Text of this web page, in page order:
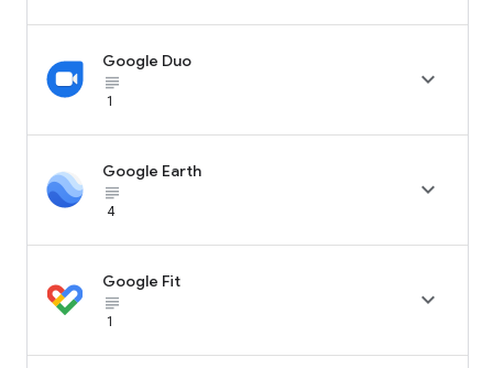
Google Duo
subject_black
1

Google Earth
subject_black
4

Google Fit
subject_black
1
